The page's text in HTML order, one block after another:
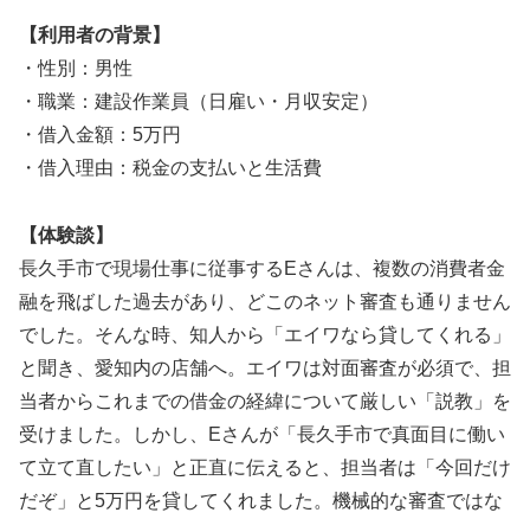
【利用者の背景】
・性別：男性
・職業：建設作業員（日雇い・月収安定）
・借入金額：5万円
・借入理由：税金の支払いと生活費
【体験談】
長久手市で現場仕事に従事するEさんは、複数の消費者金
融を飛ばした過去があり、どこのネット審査も通りません
でした。そんな時、知人から「エイワなら貸してくれる」
と聞き、愛知内の店舗へ。エイワは対面審査が必須で、担
当者からこれまでの借金の経緯について厳しい「説教」を
受けました。しかし、Eさんが「長久手市で真面目に働い
て立て直したい」と正直に伝えると、担当者は「今回だけ
だぞ」と5万円を貸してくれました。機械的な審査ではな